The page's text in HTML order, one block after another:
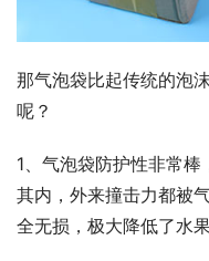
那气泡袋比起传统的泡
呢？
1、气泡袋防护性非常
其内，外来撞击力都被
全无损，极大降低了水